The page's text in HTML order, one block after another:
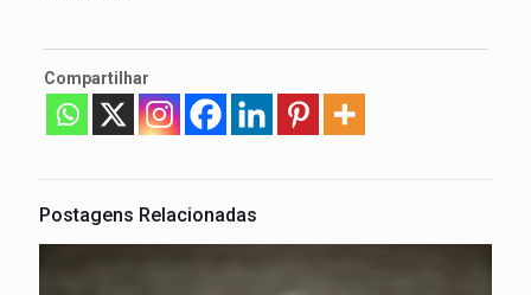
Compartilhar
Postagens Relacionadas